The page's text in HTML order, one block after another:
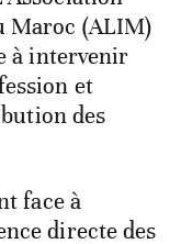
Maroc (ALIM)
à intervenir
et
des
face à
directe des